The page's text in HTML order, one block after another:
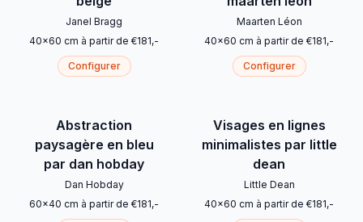
Janel Bragg
40x60 cm à partir de €181,-
Configurer
Maarten Léon
40x60 cm à partir de €181,-
Configurer
Abstraction
paysagère en bleu
par dan hobday
Dan Hobday
60x40 cm à partir de €181,-
Visages en lignes
minimalistes par little
dean
Little Dean
40x60 cm à partir de €181,-